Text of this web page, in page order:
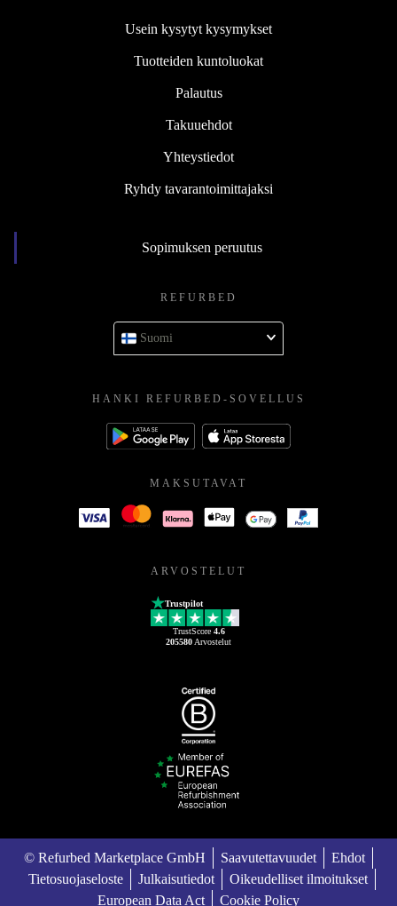
Usein kysytyt kysymykset
Tuotteiden kuntoluokat
Palautus
Takuuehdot
Yhteystiedot
Ryhdy tavarantoimittajaksi
Sopimuksen peruutus
REFURBED
Suomi
HANKI REFURBED-SOVELLUS
MAKSUTAVAT
ARVOSTELUT
Trustpilot
TrustScore 4.6
205580 Arvostelut
© Refurbed Marketplace GmbH Saavutettavuudet
Ehdot
Tietosuojaseloste
Julkaisutiedot
Oikeudelliset ilmoitukset
European Data Act
Cookie Policy